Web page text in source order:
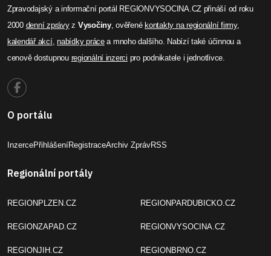
Zpravodajský a informační portál REGIONVYSOCINA.CZ přináší od roku
2000 denní zprávyz Vysočiny, ověřené kontakty na regionální firmy,
kalendář akcí,nabídky prácea mnoho dalšího. Nabízí také účinnou a
cenově dostupnou regionální inzerci pro podnikatele i jednotlivce.
O portálu
InzercePřihlášeníRegistraceArchiv ZprávRSS
Regionální portály
REGIONPLZEN.CZ
REGIONZAPAD.CZ
REGIONJIH.CZ
REGIONPARDUBICKO.CZ
REGIONVYSOCINA.CZ
REGIONBRNO.CZ